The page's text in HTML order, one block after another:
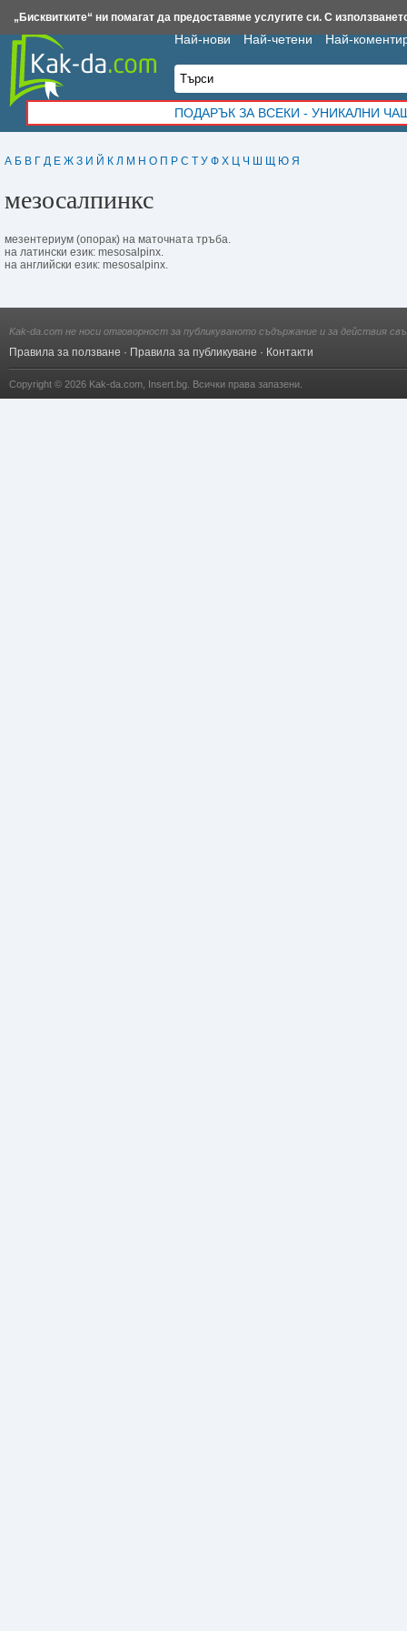
А Б В Г Д Е Ж З И Й К Л М Н О П Р С Т У Ф Х Ц Ч Ш Щ Ю Я
мезосалпинкс
мезентериум (опорак) на маточната тръба.
на латински език: mesosalpinx.
на английски език: mesosalpinx.
Най-нови Най-четени Най-
ПОДАРЪК ЗА ВСЕКИ - УНИКАЛНИ
Insert.bg Framar.bg Kak-da.com Iztochnik.com BauBau.bg NewAge.bg
Kak-da.com не носи отговорност за публикуваното съдържание и за действия
Правила за ползване · Правила за публикуване · Контакти
Copyright © 2026 Kak-da.com Insert.bg . Всички права запазени.
„Бисквитките“ ни помагат да предоставяме услугите си. С